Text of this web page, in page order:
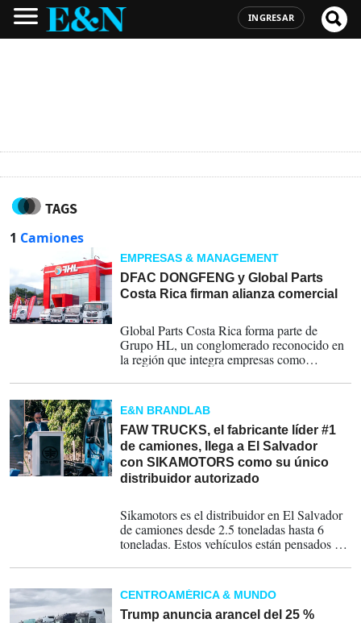
INGRESAR
TAGS
1 Camiones
EMPRESAS & MANAGEMENT
DFAC DONGFENG y Global Parts
Costa Rica firman alianza comercial
Global Parts Costa Rica forma parte de
Grupo HL, un conglomerado reconocido en
la región que integra empresas como
soluciones de transporte y logística.
E&N BRANDLAB
FAW TRUCKS, el fabricante líder #1
de camiones, llega a El Salvador
con SIKAMOTORS como su único
distribuidor autorizado
Sikamotors es el distribuidor en El Salvador
de camiones desde 2.5 toneladas hasta 6
toneladas. Estos vehículos están pensados en
país.
CENTROAMÉRICA & MUNDO
Trump anuncia arancel del 25 %